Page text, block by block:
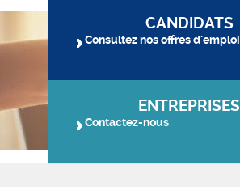
CANDIDATS
Consultez nos offres d'emploi
ENTREPRISES
Contactez-nous